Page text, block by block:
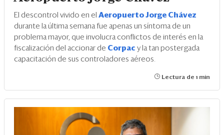
El descontrol vivido en el Aeropuerto Jorge Chávez
durante la última semana fue apenas un síntoma de un
problema mayor, que involucra conflictos de interés en la
fiscalización del accionar de Corpac y la tan postergada
capacitación de sus controladores aéreos.
Lectura de 1 min